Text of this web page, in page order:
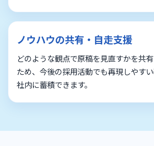
ノウハウの共有・自走支援
どのような観点で原稿を見直すかを共
ため、今後の採用活動でも再現しやす
社内に蓄積できます。